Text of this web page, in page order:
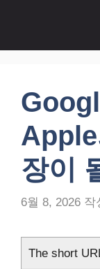
장이
6월 8, 2026 작
The short